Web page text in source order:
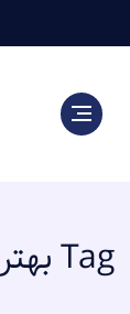
Tag بهترین هتل‌های یونان